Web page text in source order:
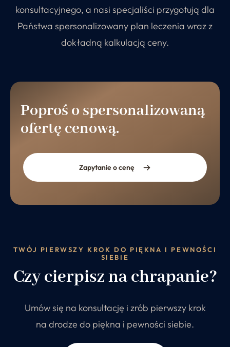
konsultacyjnego, a nasi specjaliści przygotują dla
Państwa spersonalizowany plan leczenia wraz z
dokładną kalkulacją ceny.
Poproś o spersonalizowaną
ofertę cenową.
Zapytanie o cenę
TWÓJ PIERWSZY KROK DO PIĘKNA I PEWNOŚCI
SIEBIE
Czy cierpisz na chrapanie?
Umów się na konsultację i zrób pierwszy krok
na drodze do piękna i pewności siebie.